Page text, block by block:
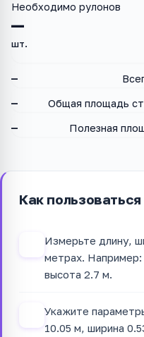
—
Необходимо рулонов
шт.
—
— Общая площадь
— Полезная
Как
Измерьте длину,
метрах.
высота 2.7 м.
Укажите
10.05 м, ширина